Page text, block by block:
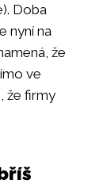
Doba
nyní na
že
ve
že firmy